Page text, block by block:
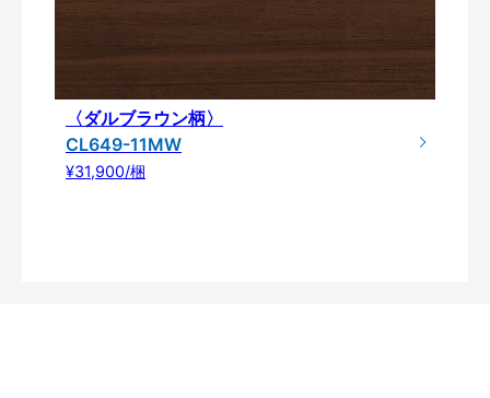
〈ダルブラウン柄〉
CL649-11MW
¥31,900/梱